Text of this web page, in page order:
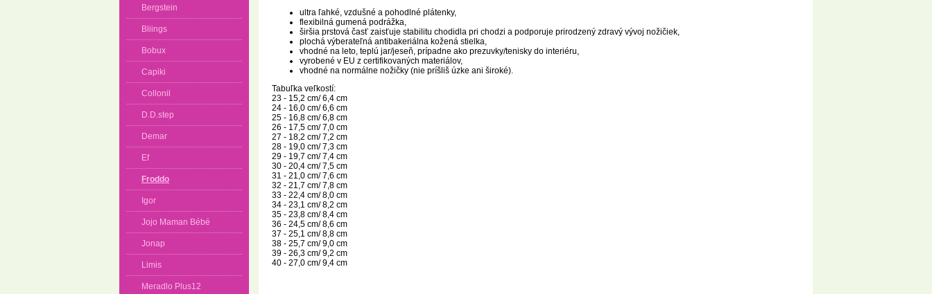
Bergstein
Bliings
Bobux
Capiki
Collonil
D.D.step
Demar
Ef
Froddo
Igor
Jojo Maman Bébé
Jonap
Limis
Meradlo Plus12
ultra ľahké, vzdušné a pohodlné plátenky,
flexibilná gumená podrážka,
širšia prstová časť zaisťuje stabilitu chodidla pri chodzi a podporuje prirodzený zdravý vývoj nožičiek,
plochá výberateľná antibakeriálna kožená stielka,
vhodné na leto, teplú jar/jeseň, prípadne ako prezuvky/tenisky do interiéru,
vyrobené v EU z certifikovaných materiálov,
vhodné na normálne nožičky (nie príšliš úzke ani široké).
Tabuľka veľkostí:
23 - 15,2 cm/ 6,4 cm
24 - 16,0 cm/ 6,6 cm
25 - 16,8 cm/ 6,8 cm
26 - 17,5 cm/ 7,0 cm
27 - 18,2 cm/ 7,2 cm
28 - 19,0 cm/ 7,3 cm
29 - 19,7 cm/ 7,4 cm
30 - 20,4 cm/ 7,5 cm
31 - 21,0 cm/ 7,6 cm
32 - 21,7 cm/ 7,8 cm
33 - 22,4 cm/ 8,0 cm
34 - 23,1 cm/ 8,2 cm
35 - 23,8 cm/ 8,4 cm
36 - 24,5 cm/ 8,6 cm
37 - 25,1 cm/ 8,8 cm
38 - 25,7 cm/ 9,0 cm
39 - 26,3 cm/ 9,2 cm
40 - 27,0 cm/ 9,4 cm